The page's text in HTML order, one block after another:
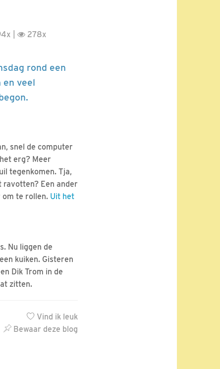
| 278x
rond een
veel
snel de computer
erg? Meer
tegenkomen. Tja,
ravotten? Een ander
om te rollen. Uit het
Nu liggen de
kuiken. Gisteren
Dik Trom in de
zitten.
Vind ik leuk
Bewaar deze blog